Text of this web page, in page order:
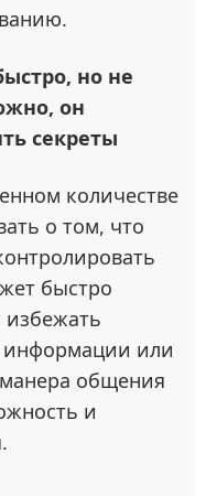
но не
он
секреты
количестве
о том, что
быстро
информации или
манера общения
и